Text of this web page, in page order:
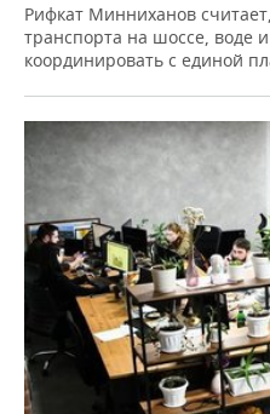
Рифкат Минниханов
транспорта на шоссе, воде
координировать с единой